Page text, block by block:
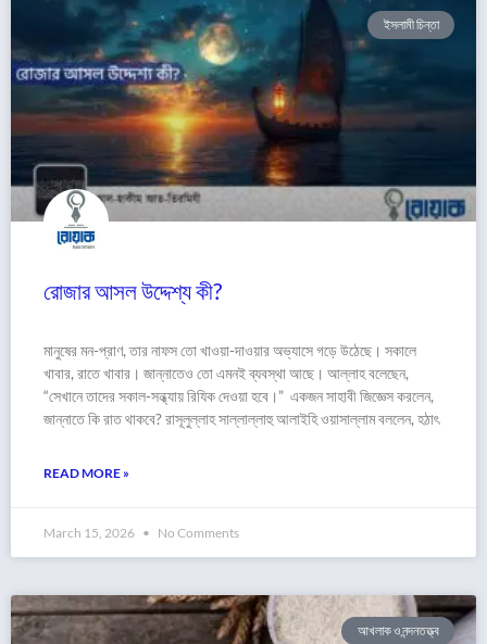
ইসলামী চিন্তা
রোজার আসল উদ্দেশ্য কী?
মানুষের মন-প্রাণ, তার নাফস তো খাওয়া-দাওয়ার অভ্যাসে গড়ে উঠেছে। সকালে
খাবার, রাতে খাবার। জান্নাতেও তো এমনই ব্যবস্থা আছে। আল্লাহ বলেছেন,
“সেখানে তাদের সকাল-সন্ধ্যায় রিযিক দেওয়া হবে।” একজন সাহাবী জিজ্ঞেস করলেন,
জান্নাতে কি রাত থাকবে? রাসূলুল্লাহ সাল্লাল্লাহু আলাইহি ওয়াসাল্লাম বললেন, হঠাৎ
READ MORE »
March 15, 2026 No Comments
আখলাক ও নন্দনতত্ত্ব